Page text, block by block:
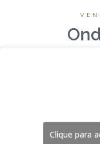
Clique para